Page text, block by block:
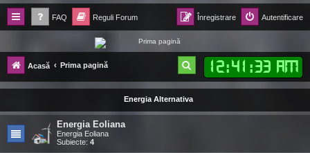
FAQ Reguli Forum Autentificare
Înregistrare
Forum Ecolomania™®
-= Idei pentru viitor =-
Acasă Prima pagină 12:41 :34 AM
ă
Energia Alternativa
Energia Eoliana
Energia Eoliana
Subiecte: 4